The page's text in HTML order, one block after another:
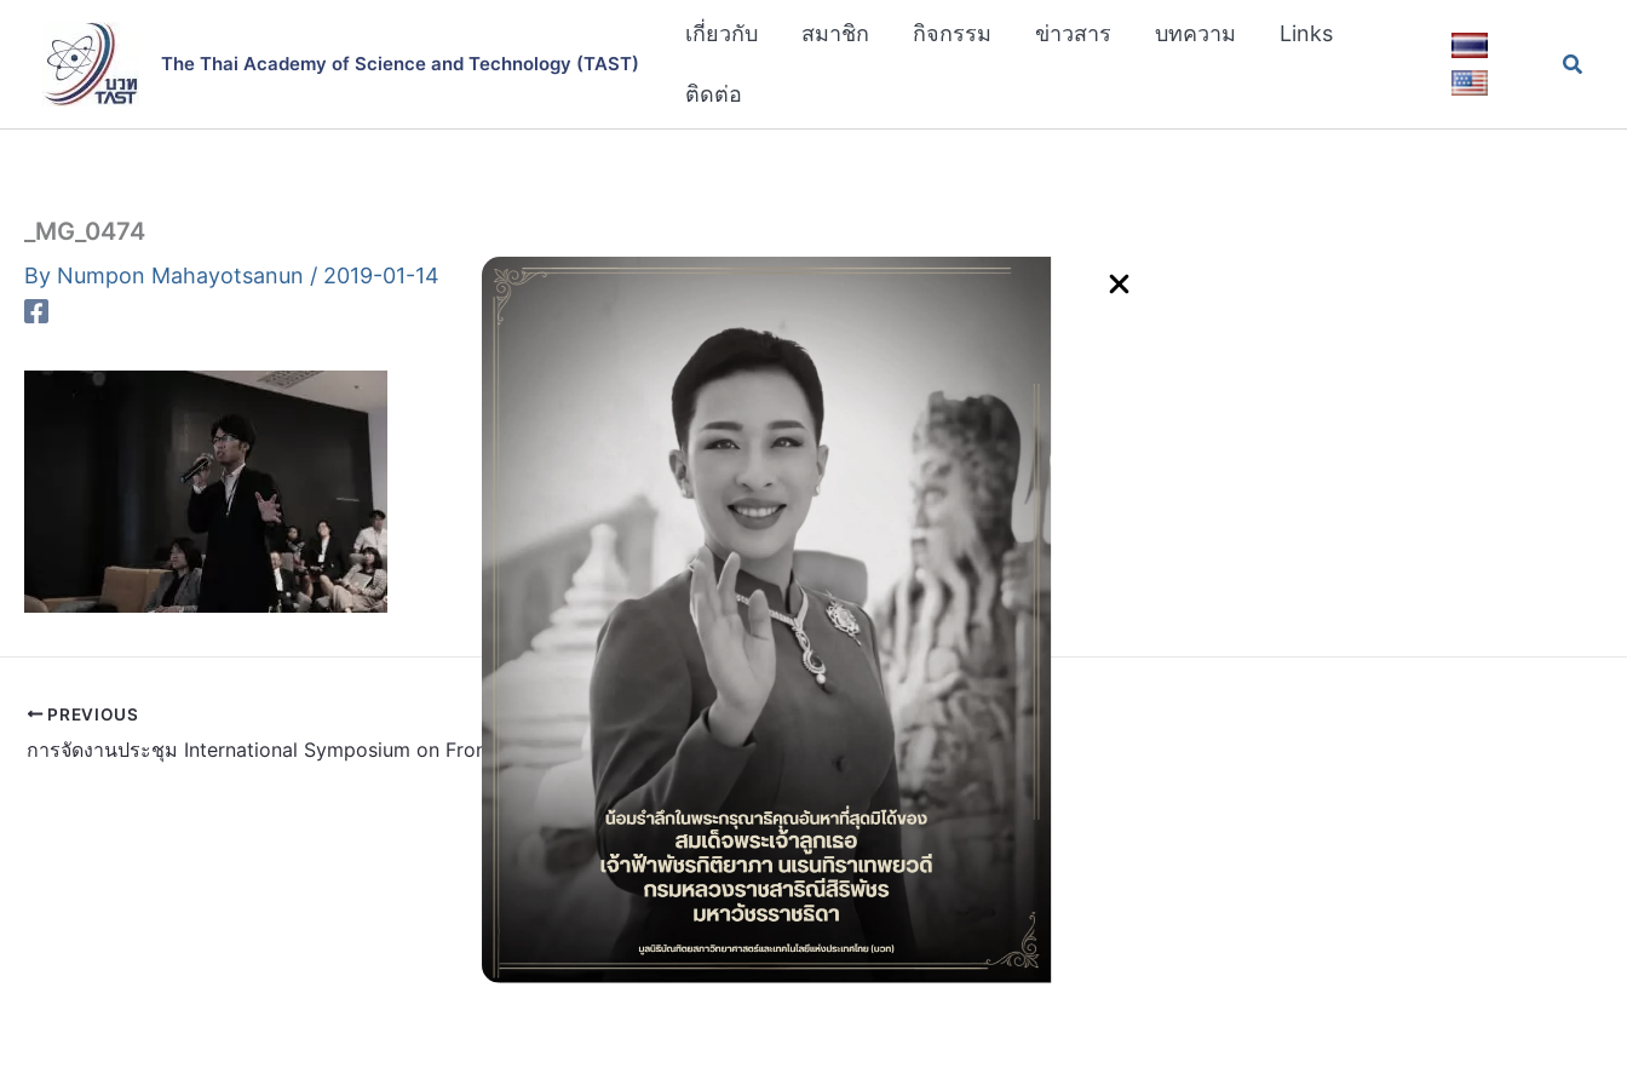
content
The Thai Academy of Science and Technology (TAST)
เกี่ยวกับ สมาชิก กิจกรรม ข่าวสาร บทความ Links
ติดต่อ
_MG_0474
By Numpon Mahayotsanun / 2019-01-14
PREVIOUS
การจัดงานประชุม International Symposium on Frontier of Science, Technology and Engineering 2018 (FOSTE 2018)